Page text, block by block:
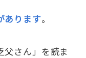
あります。
さん」を読ま